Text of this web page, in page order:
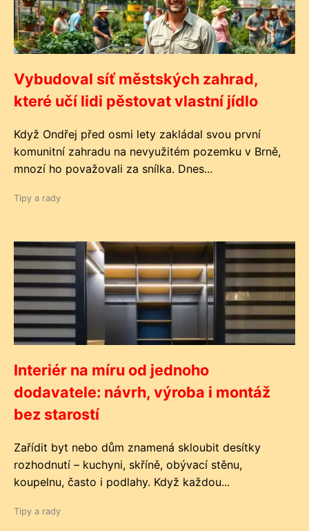
Vybudoval síť městských zahrad,
které učí lidi pěstovat vlastní jídlo
Když Ondřej před osmi lety zakládal svou první
komunitní zahradu na nevyužitém pozemku v Brně,
mnozí ho považovali za snílka. Dnes...
Tipy a rady
Interiér na míru od jednoho
dodavatele: návrh, výroba i montáž
bez starostí
Zařídit byt nebo dům znamená skloubit desítky
rozhodnutí – kuchyni, skříně, obývací stěnu,
koupelnu, často i podlahy. Když každou...
Tipy a rady